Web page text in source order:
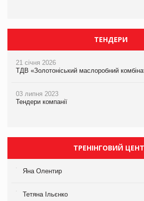
ТЕНДЕРИ
21 січня 2026
ТДВ «Золотоніський маслоробний
03 липня 2023
Тендери компанії
ТРЕНІНГОВИЙ
Яна Олентир
Тетяна Ільєнко